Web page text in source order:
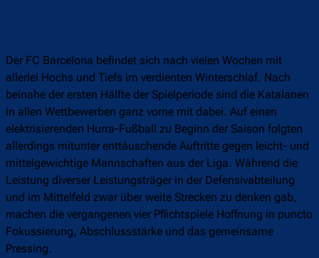
Der FC Barcelona befindet sich nach vielen Wochen mit
allerlei Hochs und Tiefs im verdienten Winterschlaf. Nach
beinahe der ersten Hälfte der Spielperiode sind die Katalanen
in allen Wettbewerben ganz vorne mit dabei. Auf einen
elektrisierenden Hurra-Fußball zu Beginn der Saison folgten
allerdings mitunter enttäuschende Auftritte gegen leicht- und
mittelgewichtige Mannschaften aus der Liga. Während die
Leistung diverser Leistungsträger in der Defensivabteilung
und im Mittelfeld zwar über weite Strecken zu denken gab,
machen die vergangenen vier Pflichtspiele Hoffnung in puncto
Fokussierung, Abschlussstärke und das gemeinsame
Pressing.